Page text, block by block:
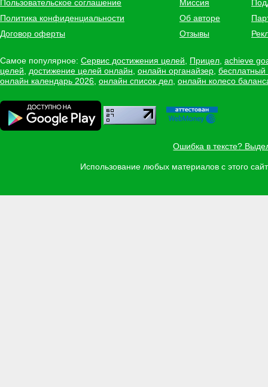
Пользовательское соглашение
Политика конфиденциальности
Договор оферты
Миссия
Об авторе
Отзывы
Самое популярное: Сервис достижения целей Прицел achieve
целей
достижение целей онлайн онлайн органайзер
онлайн календарь 2026 онлайн список дел онлайн колесо
Ошибка в тексте?
Использование любых материалов с этого